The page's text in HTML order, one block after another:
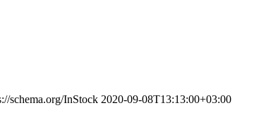
schema.org/InStock 2020-09-08T13:13:00+03:00